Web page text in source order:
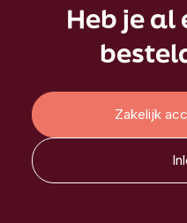
Heb je al
Zakelijk